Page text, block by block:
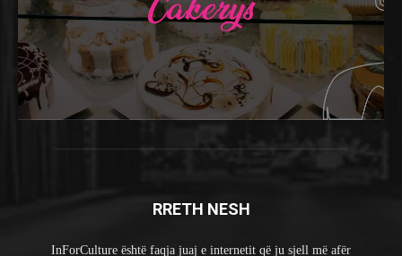
RRETH NESH
InForCulture është faqja juaj e internetit që ju sjell më afër